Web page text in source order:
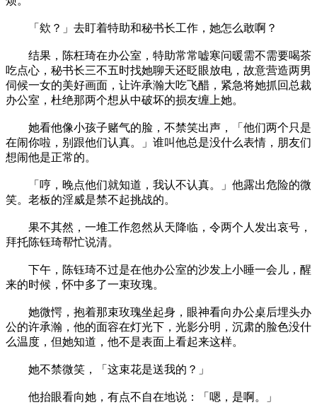
「欸？」去盯着特助和秘书长工作，她怎么敢啊？
结果，陈枉琦在办公室，特助常常嘘寒问暖需不需要喝茶
吃点心，秘书长三不五时找她聊天还眨眼放电，故意营造两男
伺候一女的美好画面，让许承瀚大吃飞醋，紧急将她抓回总裁
办公室，杜绝那两个想从中破坏的损友缠上她。
她看他像小孩子赌气的脸，不禁笑出声，「他们两个只是
在闹你啦，别跟他们认真。」谁叫他总是没什么表情，朋友们
想闹他是正常的。
「哼，晚点他们就知道，我认不认真。」他露出危险的微
笑。老板的淫威是禁不起挑战的。
果不其然，一堆工作忽然从天降临，令两个人发出哀号，
拜托陈钰琦帮忙说清。
下午，陈钰琦不过是在他办公室的沙发上小睡一会儿，醒
来的时候，怀中多了一束玫瑰。
她微愕，抱着那束玫瑰坐起身，眼神看向办公桌后埋头办
公的许承瀚，他的面容在灯光下，光影分明，沉肃的脸色没什
么温度，但她知道，他不是表面上看起来这样。
她不禁微笑，「这束花是送我的？」
他抬眼看向她，有点不自在地说：「嗯，是啊。」